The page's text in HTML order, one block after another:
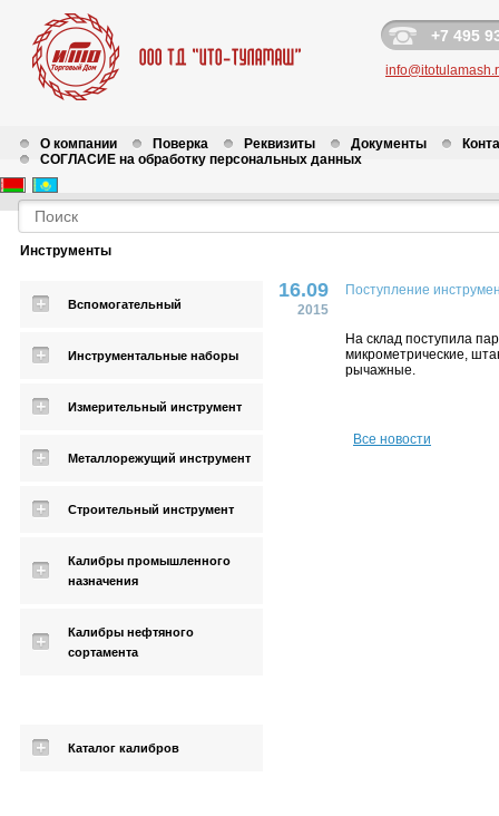
+7 495
О компании Поверка Реквизиты Документы
СОГЛАСИЕ на обработку персональных данных
Инструменты
Вспомогательный
Инструментальные наборы
Измерительный инструмент
Металлорежущий инструмент
Строительный инструмент
Калибры промышленного
назначения
Калибры нефтяного
сортамента
Каталог калибров
16.09
2015
Поступление
На склад поступила
микрометрические,
рычажные.
Все новости